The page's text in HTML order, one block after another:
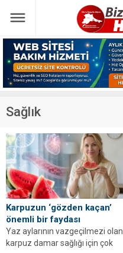
Sağlık
Karpuzun ‘gözden kaçan’
önemli bir faydası
Yaz aylarının vazgeçilmezi olan
karpuz damar sağlığı için çok